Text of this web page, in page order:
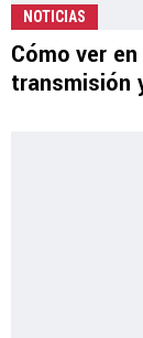
NOTICIAS
Cómo ver
transmisión